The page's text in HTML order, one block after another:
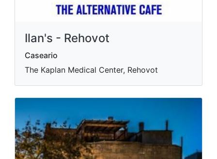
Ilan's - Rehovot
Caseario
The Kaplan Medical Center, Rehovot